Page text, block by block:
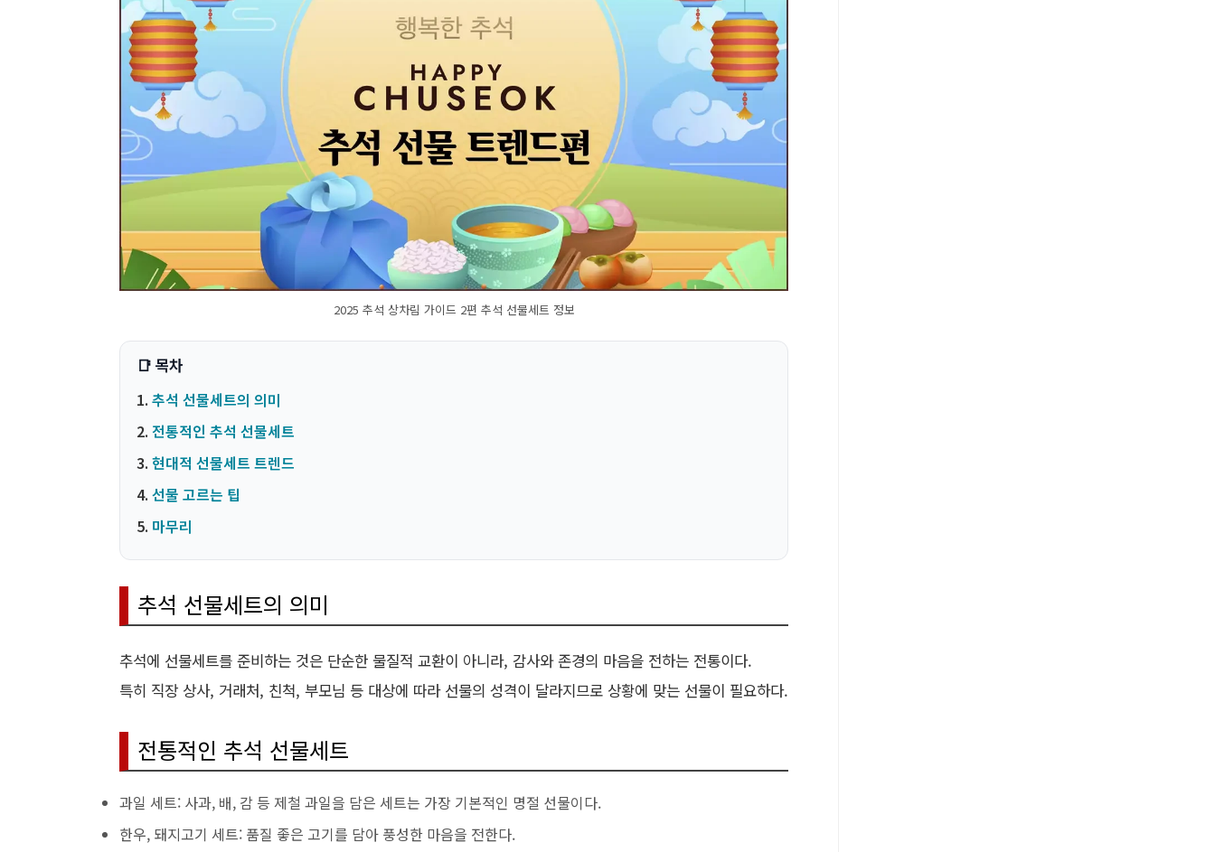
2025 추석 상차림 가이드 2편 추석 선물세트 정보
추석 선물세트의 의미
전통적인 추석 선물세트
현대적 선물세트 트렌드
선물 고르는 팁
마무리
추석 선물세트의 의미
추석에 선물세트를 준비하는 것은 단순한 물질적 교환이 아니라, 감사와 존경의 마음을 전하는 전통이다.
특히 직장 상사, 거래처, 친척, 부모님 등 대상에 따라 선물의 성격이 달라지므로 상황에 맞는 선물이 필요하다.
전통적인 추석 선물세트
과일 세트: 사과, 배, 감 등 제철 과일을 담은 세트는 가장 기본적인 명절 선물이다.
한우, 돼지고기 세트: 품질 좋은 고기를 담아 풍성한 마음을 전한다.